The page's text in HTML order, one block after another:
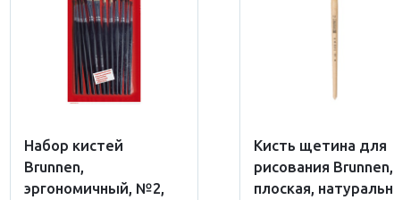
Набор кистей
Brunnen,
эргономичный, №2,
Кисть щетина для
рисования Brunnen,
плоская,